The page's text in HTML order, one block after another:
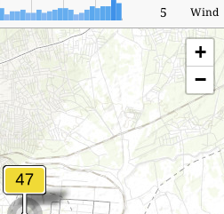
Wind
5
+
−